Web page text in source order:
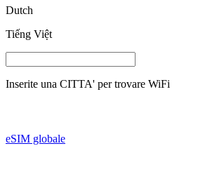
Dutch
Tiếng Việt
Inserite una CITTA' per trovare WiFi
eSIM globale